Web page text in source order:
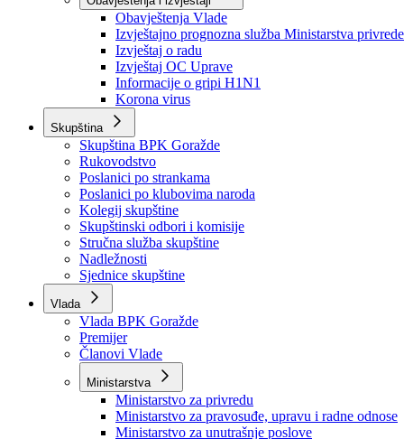
Javne nabavke
Dnevni izvještaj MUP-a
Obavještenja i izvještaji
Obavještenja Vlade
Izvještajno prognozna služba Ministarstva privrede
Izvještaj o radu
Izvještaj OC Uprave
Informacije o gripi H1N1
Korona virus
Skupština
Skupština BPK Goražde
Rukovodstvo
Poslanici po strankama
Poslanici po klubovima naroda
Kolegij skupštine
Skupštinski odbori i komisije
Stručna služba skupštine
Nadležnosti
Sjednice skupštine
Vlada
Vlada BPK Goražde
Premijer
Članovi Vlade
Ministarstva